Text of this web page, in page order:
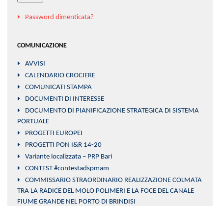
Password dimenticata?
COMUNICAZIONE
AVVISI
CALENDARIO CROCIERE
COMUNICATI STAMPA
DOCUMENTI DI INTERESSE
DOCUMENTO DI PIANIFICAZIONE STRATEGICA DI SISTEMA
PORTUALE
PROGETTI EUROPEI
PROGETTI PON I&R 14-20
Variante localizzata – PRP Bari
CONTEST #contestadspmam
COMMISSARIO STRAORDINARIO REALIZZAZIONE COLMATA
TRA LA RADICE DEL MOLO POLIMERI E LA FOCE DEL CANALE
FIUME GRANDE NEL PORTO DI BRINDISI